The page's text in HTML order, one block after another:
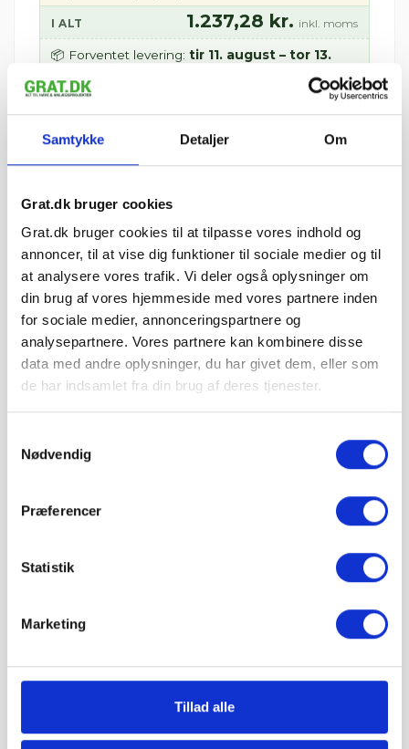
Samtykke Detaljer Om
Grat.dk bruger cookies
Grat.dk bruger cookies til at tilpasse vores indhold og
annoncer, til at vise dig funktioner til sociale medier og til
at analysere vores trafik. Vi deler også oplysninger om
din brug af vores hjemmeside med vores partnere inden
for sociale medier, annonceringspartnere og
analysepartnere. Vores partnere kan kombinere disse
data med andre oplysninger, du har givet dem, eller som
de har indsamlet fra din brug af deres tjenester.
Nødvendig
Præferencer
Statistik
Marketing
Tillad alle
I ALT 1.237,28 kr. inkl. moms
📦 Forventet levering: tir 11. august – tor 13.
⏱ Afsendes førstkommende hverdag (man 10.
medbringertruck/kran i kurven
= m²
pris 1.237,28 kr.
Inkl. moms
Læg i kurv
IBF Modul 30 leveres på paller.
Stk. pr. palle:
Levering:
Op til 7 paller: Jylland / Fyn. 1425 kr.